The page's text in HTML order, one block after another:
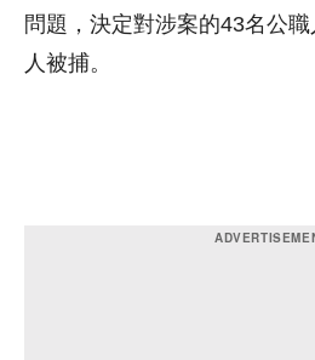
問題，決定對涉案的43名公
人被捕。